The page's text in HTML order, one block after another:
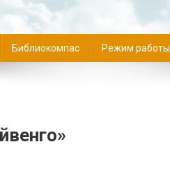
Библиокомпас Режим работы